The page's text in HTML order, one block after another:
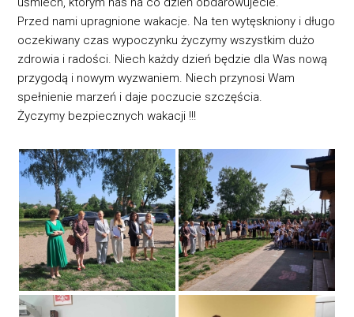
Przed nami upragnione wakacje. Na ten wytęskniony i długo
oczekiwany czas wypoczynku życzymy wszystkim dużo
zdrowia i radości. Niech każdy dzień będzie dla Was nową
przygodą i nowym wyzwaniem. Niech przynosi Wam
spełnienie marzeń i daje poczucie szczęścia.
Życzymy bezpiecznych wakacji !!!